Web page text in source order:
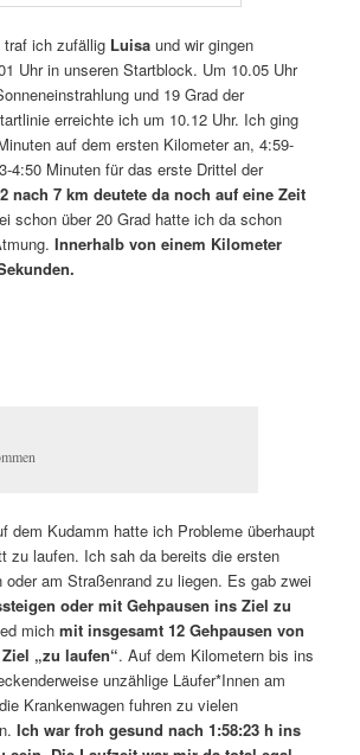
ich zufällig Luisa und wir gingen
Uhr in unseren Startblock. Um 10.05 Uhr
und 19 Grad der
erreichte ich um 10.12 Uhr. Ich ging
auf dem ersten Kilometer an, 4:59-
4:50 Minuten für das erste Drittel der
nach 7 km deutete da noch auf eine Zeit
schon über 20 Grad hatte ich da schon
Innerhalb von einem Kilometer
dem Kudamm hatte ich Probleme überhaupt
zu laufen. Ich sah da bereits die ersten
oder am Straßenrand zu liegen. Es gab zwei
oder mit Gehpausen ins Ziel zu
michmit insgesamt 12 Gehpausen von
„zu laufen“. Auf dem Kilometern bis ins
unzählige Läufer*Innen am
Krankenwagen fuhren zu vielen
Ich war froh gesund nach 1:58:23 h ins